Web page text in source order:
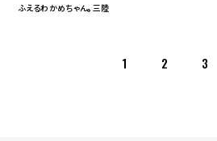
ふえるわかめちゃん® 三陸
1 2 3